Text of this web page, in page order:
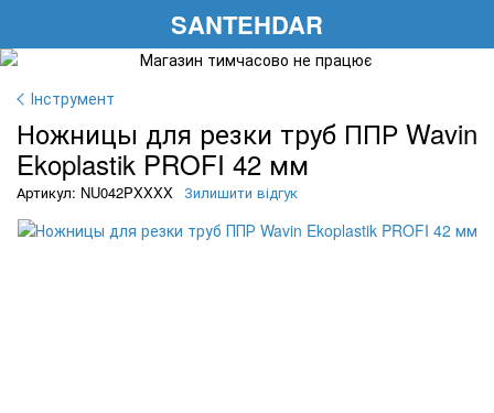
SANTEHDAR
Інструмент
Ножницы для резки труб ППР Wavin
Ekoplastik PROFI 42 мм
Артикул: NU042PXXXX Зилишити відгук